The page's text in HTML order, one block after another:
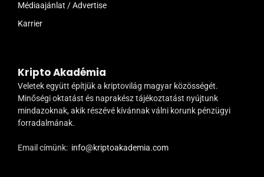
Médiaajánlat / Advertise
Karrier
Kripto Akadémia
Veletek együtt építjük a kriptovilág magyar közösségét.
Minőségi oktatást és naprakész tájékoztatást nyújtunk
mindazoknak, akik részévé kívánnak válni korunk pénzügyi
forradalmának.
Email címünk: info@kriptoakademia.com